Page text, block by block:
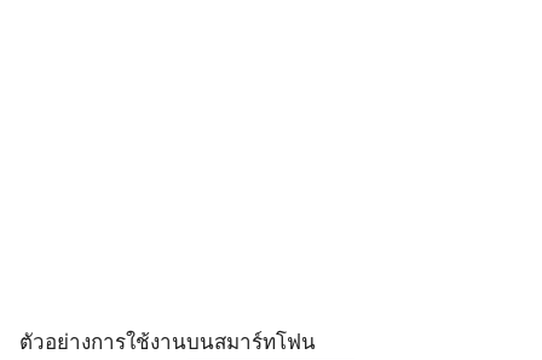
ตัวอย่างการใช้งานบนสมาร์ทโฟน